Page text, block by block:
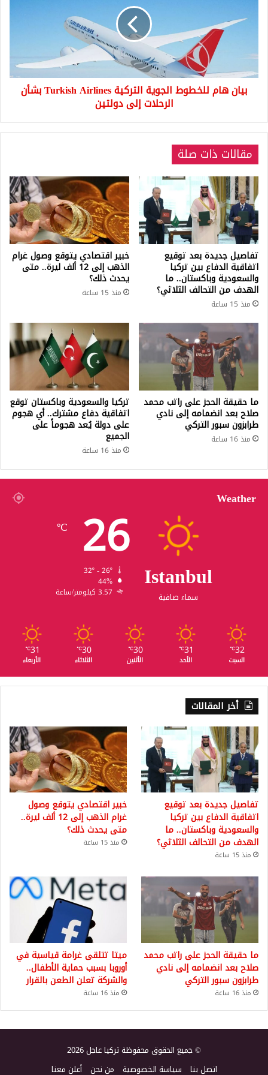
التركية
Airlines
الرحلات
بيان هام للخطوط الجوية التركية Turkish Airlines بشأن
الرحلات إلى دولتين
مقالات ذات صلة
تفاصيل جديدة بعد توقيع
اتفاقية الدفاع بين تركيا
والسعودية وباكستان.. ما
الهدف من التحالف الثلاثي؟
منذ 15 ساعة
خبير اقتصادي يتوقع وصول غرام
الذهب إلى 12 ألف ليرة.. متى
يحدث ذلك؟
منذ 15 ساعة
ما حقيقة الحجز على راتب محمد
صلاح بعد انضمامه إلى نادي
طرابزون سبور التركي
منذ 16 ساعة
تركيا والسعودية وباكستان توقع
اتفاقية دفاع مشترك.. أي هجوم
على دولة يُعد هجوماً على
الجميع
منذ 16 ساعة
Weather
Istanbul
سماء صافية
26
℃
44%
3.57 كيلومتر/ساعة
32
℃
السبت
31
℃
الأحد
30
℃
الأثنين
30
℃
الثلاثاء
31
℃
الأربعاء
أخر المقالات
تفاصيل جديدة بعد توقيع
اتفاقية الدفاع بين تركيا
والسعودية وباكستان.. ما
الهدف من التحالف الثلاثي؟
منذ 15 ساعة
خبير اقتصادي يتوقع وصول
غرام الذهب إلى 12 ألف ليرة..
متى يحدث ذلك؟
منذ 15 ساعة
ما حقيقة الحجز على راتب محمد
صلاح بعد انضمامه إلى نادي
طرابزون سبور التركي
منذ 16 ساعة
ميتا تتلقى غرامة قياسية في
أوروبا بسبب حماية الأطفال..
والشركة تعلن الطعن بالقرار
منذ 16 ساعة
© جميع الحقوق محفوظة تركيا عاجل 2026
اتصل بنا سياسة الخصوصية من نحن أعلن معنا